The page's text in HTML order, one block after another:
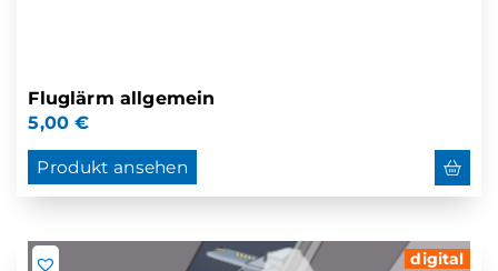
Fluglärm allgemein
5,00€
Produkt ansehen
digital